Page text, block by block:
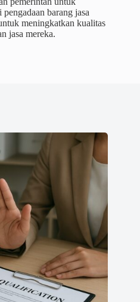
barang jasa
meningkatkan kualitas
jasa mereka.